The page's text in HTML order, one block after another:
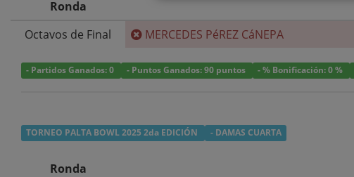
Ronda
Octavos de Final
MERCEDES PéREZ CáNEPA
- Partidos Ganados: 0 - Puntos Ganados: 90 puntos - % Bonificación: 0 %
TORNEO PALTA BOWL 2025 2da EDICIÓN - DAMAS CUARTA
Ronda